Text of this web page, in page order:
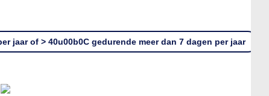
jaar of > 40u00b0C gedurende meer dan 7 dagen per jaar